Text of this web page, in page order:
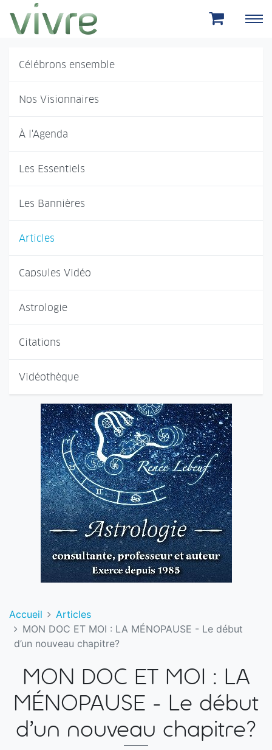
Aller au menu principal
Aller au contenu principal
Célébrons ensemble
Nos Visionnaires
À l'Agenda
Les Essentiels
Les Bannières
Articles
Capsules Vidéo
Astrologie
Citations
Vidéothèque
Accueil
Articles
MON DOC ET MOI : LA MÉNOPAUSE - Le début
d’un nouveau chapitre?
MON DOC ET MOI : LA
MÉNOPAUSE - Le début
d’un nouveau chapitre?